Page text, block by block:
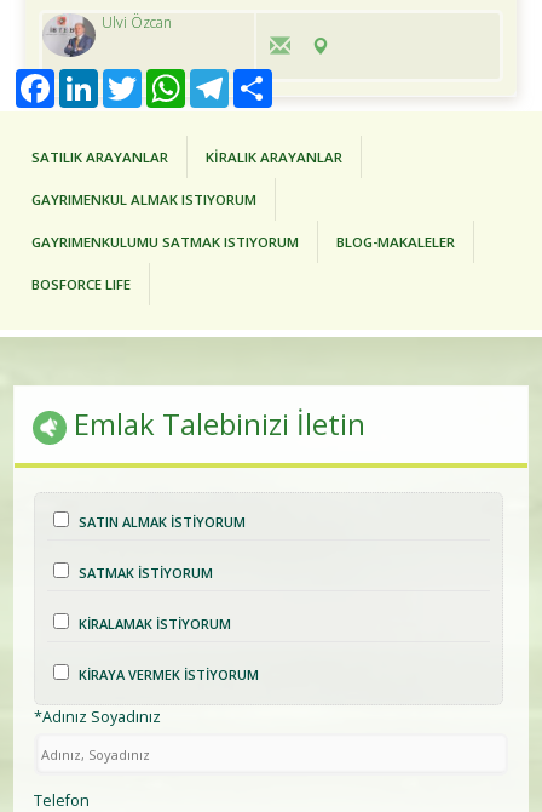
Ulvi Özcan
SATILIK ARAYANLAR KİRALIK ARAYANLAR
GAYRIMENKUL ALMAK ISTIYORUM
GAYRIMENKULUMU SATMAK ISTIYORUM BLOG-MAKALELER
BOSFORCE LIFE
Emlak Talebinizi İletin
SATIN ALMAK İSTİYORUM
SATMAK İSTİYORUM
KİRALAMAK İSTİYORUM
KİRAYA VERMEK İSTİYORUM
*Adınız Soyadınız
Telefon
FacebookLinkedInTwitter WhatsAppTelegram